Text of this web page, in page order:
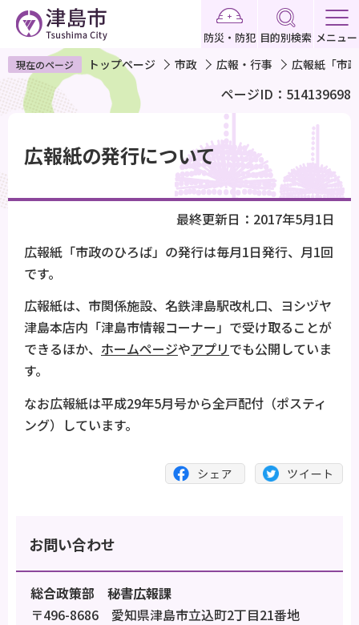
ペ
ー
ジ
で
す
防災・防犯 目的別検索 メニュー
現在のページ トップページ 市政 広報・行事 広報紙「市
ページID：514139698
広報紙の発行について
最終更新日：2017年5月1日
広報紙「市政のひろば」の発行は毎月1日発行、月1回
です。
広報紙は、市関係施設、名鉄津島駅改札口、ヨシヅヤ
津島本店内「津島市情報コーナー」で受け取ることが
できるほか、 ホームページやアプリでも公開していま
す。
なお広報紙は平成29年5月号から全戸配付（ポスティ
ング）しています。
お問い合わせ
総合政策部 秘書広報課
〒496-8686 愛知県津島市立込町2丁目21番地